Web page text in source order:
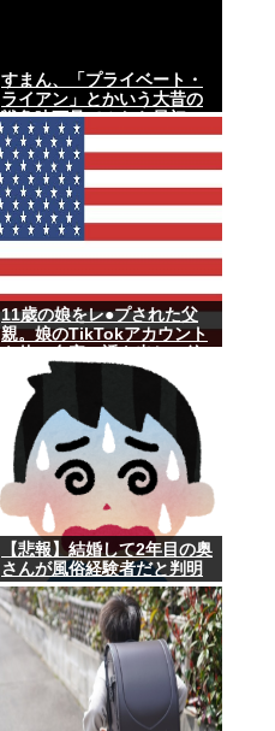
すまん、「プライベート・
ライアン」とかいう大昔の
戦争映画見てみたら最初の
30分で地獄なんだが…これ
ずっと続く感じ？
11歳の娘をレ●プされた父
親。娘のTikTokアカウント
撃で天誅！
【悲報】結婚して2年目の奥
さんが風俗経験者だと判明